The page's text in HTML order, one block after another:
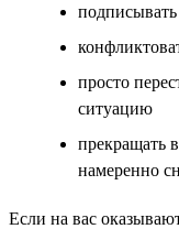
просто
ситуацию
прекращать
намеренно
Если на вас